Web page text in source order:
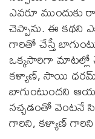
ఎవరూ
చెప్పాను. ఈ కథని
గారితో చేస్తే
ఒక్కసారిగా మాటల్లో
కళ్యాణ్, సాయి
బాగుంటుందని
నచ్చడంతో వెంటనే
గారిని, కళ్యాణ్ గారిని